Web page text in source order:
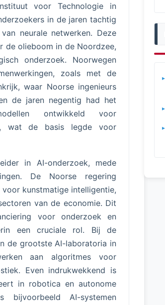
voor Technologie in
in de jaren tachtig
neurale netwerken. Deze
de olieboom in de Noordzee,
onderzoek. Noorwegen
zoals met de
waar Noorse ingenieurs
de jaren negentig had het
ontwikkeld voor
wat de basis legde voor
in AI-onderzoek, mede
De Noorse regering
kunstmatige intelligentie,
van de economie. Dit
voor onderzoek en
een cruciale rol. Bij de
de grootste AI-laboratoria in
aan algoritmes voor
Even indrukwekkend is
in robotica en autonome
bijvoorbeeld AI-systemen